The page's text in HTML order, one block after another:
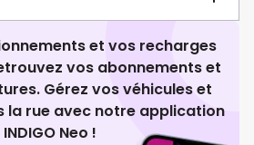
et vos recharges
vos abonnements et
Gérez vos véhicules et
la rue avec notre application
INDIGO Neo !